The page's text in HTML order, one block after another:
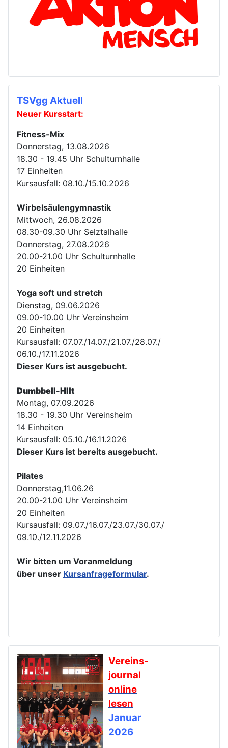
TSVgg Aktuell
Neuer Kursstart:
Fitness-Mix
Donnerstag, 13.08.2026
18.30 - 19.45 Uhr Schulturnhalle
17 Einheiten
Kursausfall: 08.10./15.10.2026
Wirbelsäulengymnastik
Mittwoch, 26.08.2026
08.30-09.30 Uhr Selztalhalle
Donnerstag, 27.08.2026
20.00-21.00 Uhr Schulturnhalle
20 Einheiten
Yoga soft und stretch
Dienstag, 09.06.2026
09.00-10.00 Uhr Vereinsheim
20 Einheiten
Kursausfall: 07.07./14.07./21.07./28.07./
06.10./17.11.2026
Dieser Kurs ist ausgebucht.
Dumbbell-HIIt
Montag, 07.09.2026
18.30 - 19.30 Uhr Vereinsheim
14 Einheiten
Kursausfall: 05.10./16.11.2026
Dieser Kurs ist bereits ausgebucht.
Pilates
Donnerstag,11.06.26
20.00-21.00 Uhr Vereinsheim
20 Einheiten
Kursausfall: 09.07./16.07./23.07./30.07./
09.10./12.11.2026
Wir bitten um Voranmeldung
über unser Kursanfrageformular.
Vereins-
journal
online
lesen
Januar
2026